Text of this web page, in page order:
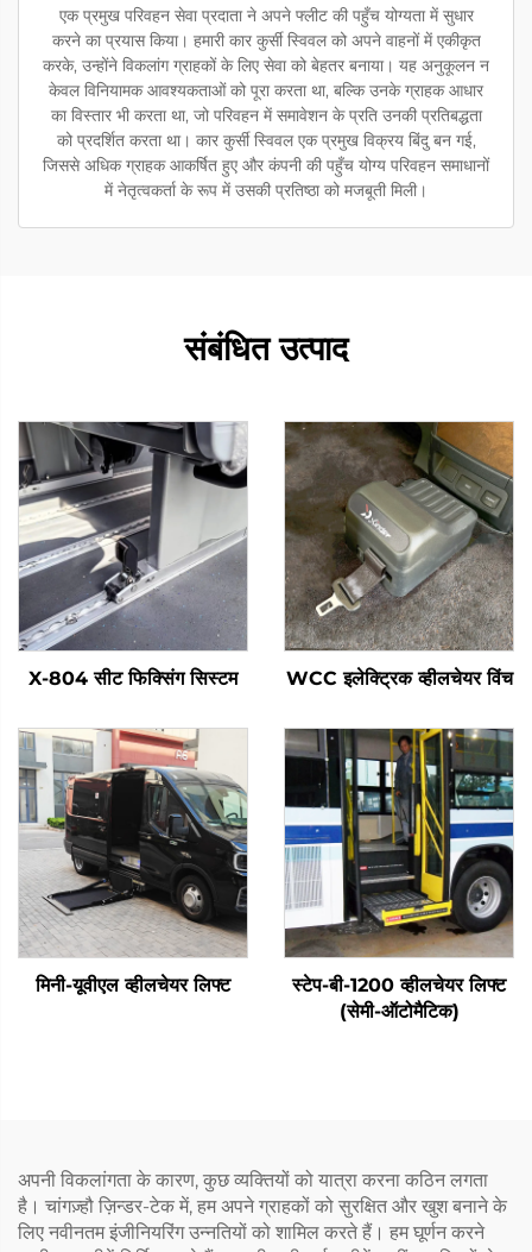
एक प्रमुख परिवहन सेवा प्रदाता ने अपने फ्लीट की पहुँच योग्यता में सुधार
करने का प्रयास किया। हमारी कार कुर्सी स्विवल को अपने वाहनों में एकीकृत
करके, उन्होंने विकलांग ग्राहकों के लिए सेवा को बेहतर बनाया। यह अनुकूलन न
केवल विनियामक आवश्यकताओं को पूरा करता था, बल्कि उनके ग्राहक आधार
का विस्तार भी करता था, जो परिवहन में समावेशन के प्रति उनकी प्रतिबद्धता
को प्रदर्शित करता था। कार कुर्सी स्विवल एक प्रमुख विक्रय बिंदु बन गई,
जिससे अधिक ग्राहक आकर्षित हुए और कंपनी की पहुँच योग्य परिवहन समाधानों
में नेतृत्वकर्ता के रूप में उसकी प्रतिष्ठा को मजबूती मिली।
संबंधित उत्पाद
X-804 सीट फिक्सिंग सिस्टम WCC इलेक्ट्रिक व्हीलचेयर विंच
मिनी-यूवीएल व्हीलचेयर लिफ्ट
स्टेप-बी-1200 व्हीलचेयर लिफ्ट
(सेमी-ऑटोमैटिक)
अपनी विकलांगता के कारण, कुछ व्यक्तियों को यात्रा करना कठिन लगता
है। चांगज़्हौ ज़िन्डर-टेक में, हम अपने ग्राहकों को सुरक्षित और खुश बनाने के
लिए नवीनतम इंजीनियरिंग उन्नतियों को शामिल करते हैं। हम घूर्णन करने